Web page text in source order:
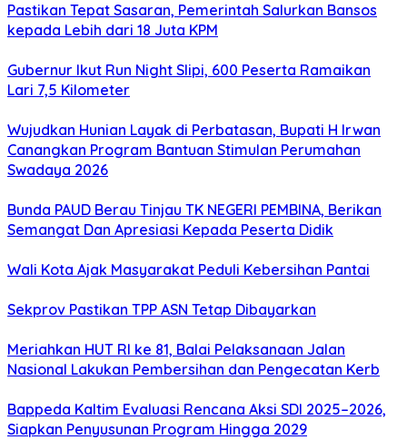
Pastikan Tepat Sasaran, Pemerintah Salurkan Bansos
kepada Lebih dari 18 Juta KPM
Gubernur Ikut Run Night Slipi, 600 Peserta Ramaikan
Lari 7,5 Kilometer
Wujudkan Hunian Layak di Perbatasan, Bupati H Irwan
Canangkan Program Bantuan Stimulan Perumahan
Swadaya 2026
Bunda PAUD Berau Tinjau TK NEGERI PEMBINA, Berikan
Semangat Dan Apresiasi Kepada Peserta Didik
Wali Kota Ajak Masyarakat Peduli Kebersihan Pantai
Sekprov Pastikan TPP ASN Tetap Dibayarkan
Meriahkan HUT RI ke 81, Balai Pelaksanaan Jalan
Nasional Lakukan Pembersihan dan Pengecatan Kerb
Bappeda Kaltim Evaluasi Rencana Aksi SDI 2025–2026,
Siapkan Penyusunan Program Hingga 2029